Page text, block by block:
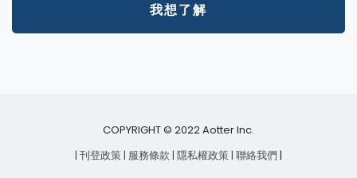
我想了解
COPYRIGHT © 2022 Aotter Inc.
| 刊登政策| 服務條款| 隱私權政策| 聯絡我們 |